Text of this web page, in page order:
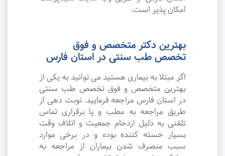
امکان پذیر است.
بهترین دکتر متخصص و فوق
تخصص طب سنتی در استان فارس
اگر مبتلا به بیماری هستید می توانید به یکی از
بهترین متخصص و فوق تخصص طب سنتی
در استان فارس مراجعه فرمایید. نوبت دهی از
طریق مراجعه به مطب و یا برقراری تماس
تلفنی به دلیل ازدحام جمعیت و اتلاف وقت
بسیار خسته کننده بوده و در برخی موارد
سبب منصرف شدن بیماران از مراجعه به